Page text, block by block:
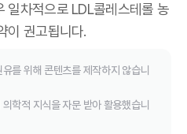
일차적으로 LDL콜레스테롤 농
이 권고됩니다.
를 위해 콘텐츠를 제작하지 않습니
학적 지식을 자문 받아 활용했습니